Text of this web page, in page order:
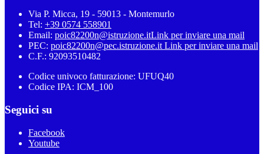
Via P. Micca, 19 - 59013 - Montemurlo
Tel: +39 0574 558901
Email: poic82200n@istruzione.itLink per inviare una mail
PEC: poic82200n@pec.istruzione.it Link per inviare una mail
C.F.: 92093510482
Codice univoco fatturazione: UFUQ40
Codice IPA: ICM_100
Seguici su
Facebook
Youtube